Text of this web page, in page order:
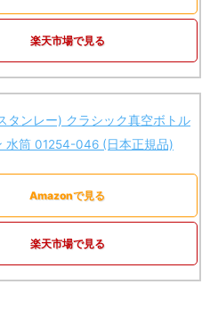
楽天市場で見る
タンレー) クラシック真空ボトル
水筒 01254-046 (日本正規品)
Amazonで見る
楽天市場で見る